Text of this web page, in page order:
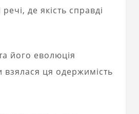
де якість справді
його еволюція
взялася ця одержимість